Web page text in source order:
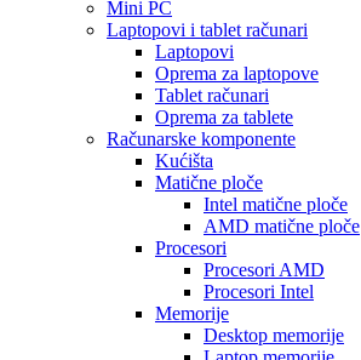
Mini PC
Laptopovi i tablet računari
Laptopovi
Oprema za laptopove
Tablet računari
Oprema za tablete
Računarske komponente
Kućišta
Matične ploče
Intel matične ploče
AMD matične ploče
Procesori
Procesori AMD
Procesori Intel
Memorije
Desktop memorije